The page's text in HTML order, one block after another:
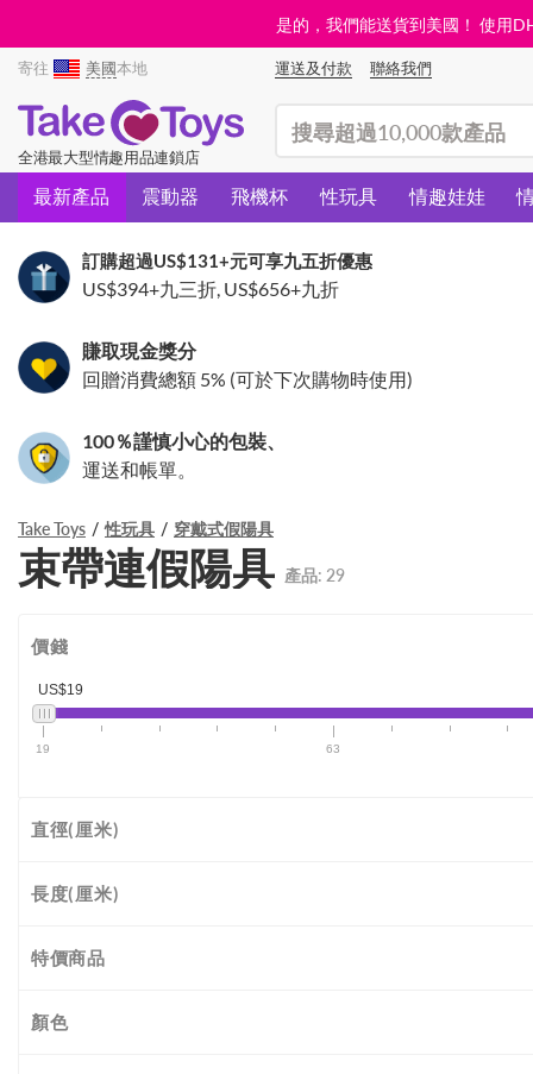
是的，我們能送貨到美國！ 使用
寄往 美國本地 運送及付款 聯絡我們
全港最大型情趣用品連鎖店
最新產品 震動器 飛機杯 性玩具 情趣娃娃
訂購超過US$131+元可享九五折優惠
US$394+九三折, US$656+九折
賺取現金獎分
回贈消費總額 5% (可於下次購物時使用)
100％謹慎小心的包裝、
運送和帳單。
Take Toys 性玩具 穿戴式假陽具
束帶連假陽具 產品: 29
價錢
US$19
19 63
直徑(厘米)
長度(厘米)
特價商品
顏色